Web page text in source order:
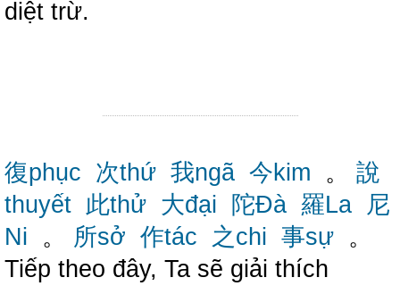
diệt trừ.
復phục 次thứ 我ngã 今kim 。 說
thuyết 此thử 大đại 陀Đà 羅La
尼
Ni 。 所sở 作tác 之chi 事sự 。
Tiếp theo đây, Ta sẽ giải thích